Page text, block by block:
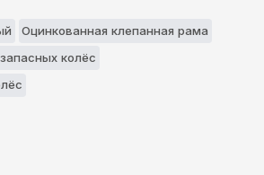
Оцинкованная клепанная рама
колёс